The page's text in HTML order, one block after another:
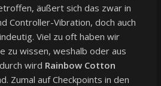
äußert sich das zwar in
Controller-Vibration, doch auch
Viel zu oft haben wir
zu wissen, weshalb oder aus
wird Rainbow Cotton
Zumal auf Checkpoints in den